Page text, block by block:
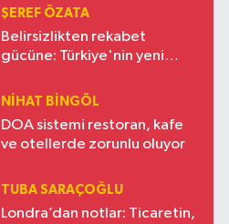
ŞEREF ÖZATA
Belirsizlikten rekabet
gücüne: Türkiye'nin yeni
NIHAT BINGÖL
DOA sistemi restoran, kafe
ve otellerde zorunlu oluyor
TUBA SARAÇOĞLU
Londra’dan notlar: Ticaretin,